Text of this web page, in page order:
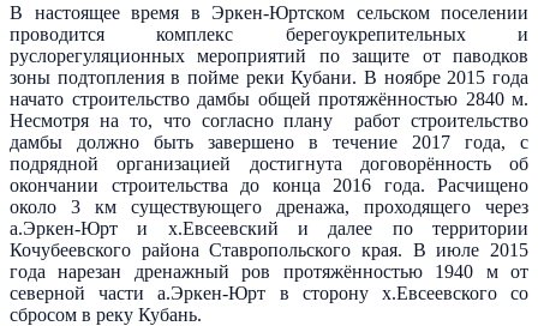
В настоящее время в Эркен-Юртском сельском поселении
проводится комплекс берегоукрепительных и
руслорегуляционных мероприятий по защите от паводков
зоны подтопления в пойме реки Кубани. В ноябре 2015 года
начато строительство дамбы общей протяжённостью 2840 м.
Несмотря на то, что согласно плану работ строительство
дамбы должно быть завершено в течение 2017 года, с
подрядной организацией достигнута договорённость об
окончании строительства до конца 2016 года. Расчищено
около 3 км существующего дренажа, проходящего через
а.Эркен-Юрт и х.Евсеевский и далее по территории
Кочубеевского района Ставропольского края. В июле 2015
года нарезан дренажный ров протяжённостью 1940 м от
северной части а.Эркен-Юрт в сторону х.Евсеевского со
сбросом в реку Кубань.